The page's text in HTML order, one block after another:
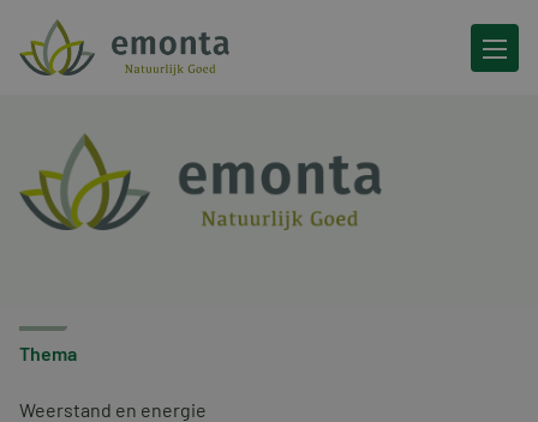
Ga naar de inhoud
Thema
Weerstand en energie